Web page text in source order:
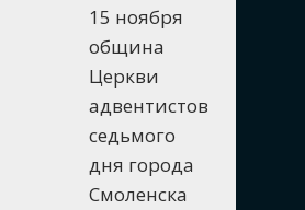
15 ноября
община
Церкви
адвентистов
седьмого
дня города
Смоленска